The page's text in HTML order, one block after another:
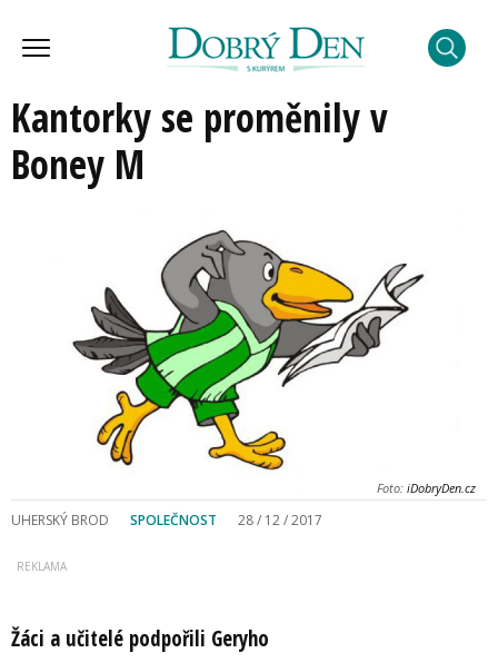
Kantorky se proměnily v
Boney M
Foto: iDobryDen.cz
UHERSKÝ BROD SPOLEČNOST 28 / 12 / 2017
Žáci a učitelé podpořili Geryho